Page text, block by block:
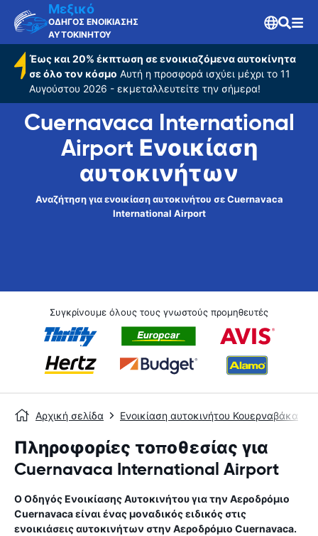
Μεξικό
ΟΔΗΓΟΣ ΕΝΟΙΚΙΑΣΗΣ
ΑΥΤΟΚΙΝΗΤΟΥ
Έως και 20% έκπτωση σε ενοικιαζόμενα αυτοκίνητα
σε όλο τον κόσμο Αυτή η προσφορά ισχύει μέχρι το 11
Αυγούστου 2026 - εκμεταλλευτείτε την σήμερα!
Cuernavaca International
Airport Ενοικίαση
αυτοκινήτων
Αναζήτηση για ενοικίαση αυτοκινήτου σε Cuernavaca
International Airport
Συγκρίνουμε όλους τους γνωστούς προμηθευτές
Αρχική σελίδα Ενοικίαση αυτοκινήτου Κουερναβάκα
Πληροφορίες τοποθεσίας για
Cuernavaca International Airport
Ο Οδηγός Ενοικίασης Αυτοκινήτου για την Αεροδρόμιο
Cuernavacaείναι ένας μοναδικός ειδικός στις
ενοικιάσεις αυτοκινήτων στην Αεροδρόμιο Cuernavaca.